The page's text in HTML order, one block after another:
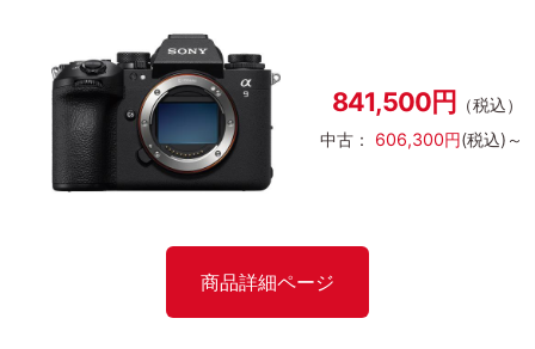
841,500円 （税込）
中古： 606,300円(税込)～
商品詳細ページ